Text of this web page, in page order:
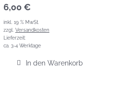
6,00 €
inkl. 19 % MwSt.
zzgl. Versandkosten
Lieferzeit:
ca. 3-4 Werktage
In den Warenkorb